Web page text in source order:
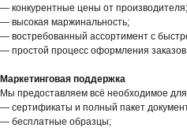
— конкурентные цены от производителя;
— высокая маржинальность;
— востребованный ассортимент с
— простой процесс оформления
Маркетинговая поддержка
Мы предоставляем всё необходимое
— сертификаты и полный пакет
— бесплатные образцы;